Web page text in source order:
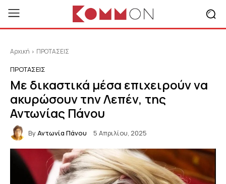
Αρχική ΠΡΟΤΑΣΕΙΣ
ΠΡΟΤΑΣΕΙΣ
Με δικαστικά μέσα επιχειρούν να
ακυρώσουν την Λεπέν, της
Αντωνίας Πάνου
By Αντωνία Πάνου 5 Απριλίου, 2025